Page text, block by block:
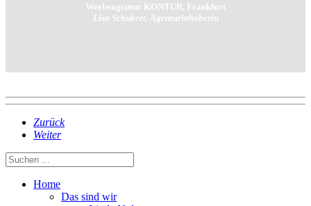
Werbeagentur KONTUR, Frankfurt
Lisa Schubert, Agenturinhaberin
Zurück
Weiter
Home
Das sind wir